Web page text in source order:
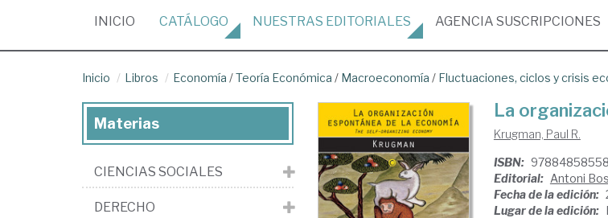
INICIO (CURRENT)
CATÁLOGO NUESTRAS EDITORIALES AGENCIA SUSCRIPCIONES
Inicio Libros Economía /Teoría Económica / Macroeconomía / Fluctuaciones, ciclos y crisis
La
Krugman, Paul R.
ISBN:
Editorial: Antoni
Fecha de la edición:
Lugar de la edición:
Materias
CIENCIAS SOCIALES
DERECHO